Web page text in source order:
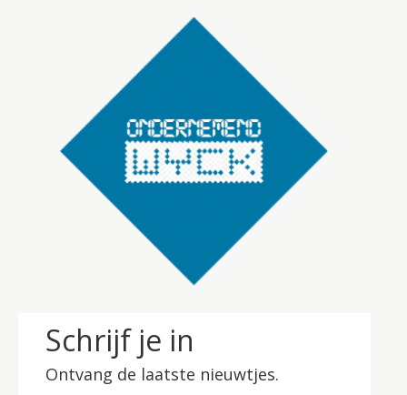
Schrijf je in
Ontvang de laatste nieuwtjes.